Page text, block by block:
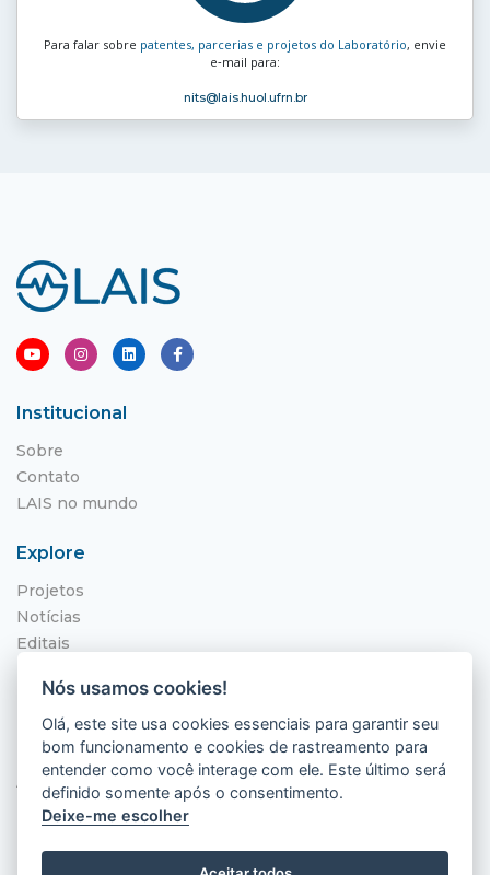
Para falar sobre patentes, parcerias e projetos do Laboratório, envie
e‑mail para:
nits@lais.huol.ufrn.br
Institucional
Sobre
Contato
LAIS no mundo
Explore
Projetos
Notícias
Editais
Localização
Hospital Universitário Onofre Lopes - HUOL
Av. Nilo Peçanha, 620 - Petrópolis
Natal - RN, 59012-300
Nós usamos cookies!
Olá, este site usa cookies essenciais para garantir seu
bom funcionamento e cookies de rastreamento para
entender como você interage com ele. Este último será
definido somente após o consentimento.
Deixe-me escolher